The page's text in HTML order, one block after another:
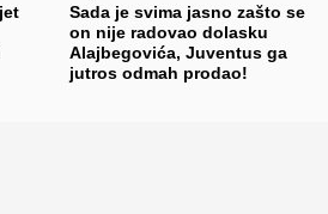
Sada je svima jasno zašto se
on nije radovao dolasku
Alajbegovića, Juventus ga
jutros odmah prodao!